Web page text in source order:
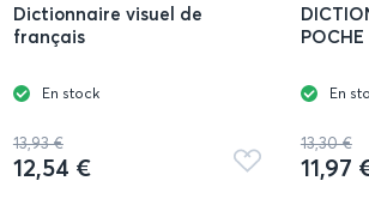
Dictionnaire visuel de
français
En stock
13,93 €
12,54 €
Ajouter
En
13,30 €
11,97